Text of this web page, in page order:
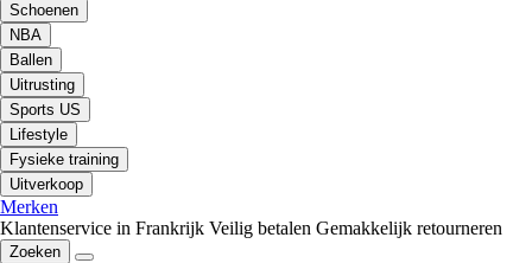
Schoenen
NBA
Ballen
Uitrusting
Sports US
Lifestyle
Fysieke training
Uitverkoop
Merken
Klantenservice in Frankrijk Veilig betalen Gemakkelijk retourneren
Zoeken